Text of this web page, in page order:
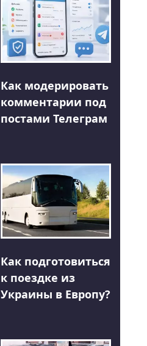
Как модерировать
комментарии под
постами Телеграм
Как подготовиться
к поездке из
Украины в Европу?